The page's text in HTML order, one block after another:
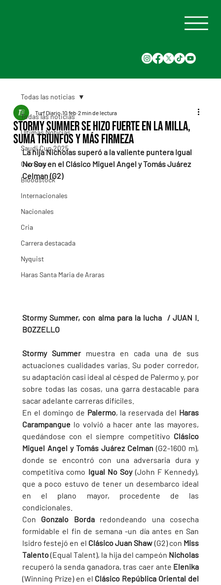
Todas las noticias
Últimas Noticias
Saudi Cup 2025
Carreras
Bloodstock
Internacionales
Nacionales
Cria
Carrera destacada
Nyquist
Haras Santa Maria de Araras
Todas las noticias
Stormy Summer se hizo fuerte en la milla,
suma triunfos y más firmeza
Turf Diario 10 feb 2 min de lectura
La hija Nicholas superó a la valiente puntera Igual
No Soy en el Clásico Miguel Angel y Tomás Juárez
Celman (G2)
Stormy Summer, con alma para la lucha  / JUAN I.
BOZZELLO
Stormy Summer muestra en cada una de sus
actuaciones cualidades varias. Su poder corredor,
su adaptación casi ideal al césped de Palermo y, por
sobre todas las cosas, una garra destacable para
sacar adelante carreras difíciles.
En el domingo de Palermo, la reservada del Haras
Carampangue lo volvió a hacer ante las mayores,
quedándose con el siempre competitivo Clásico
Miguel Angel y Tomás Juárez Celman (G2-1600 m),
donde se encontró con una adversaria dura y
competitiva como Igual No Soy (John F Kennedy),
que a poco estuvo de tener un desembarco ideal
en el plano mayor, procedente de las
condicionales.
Con Gonzalo Borda redondeando una cosecha
formidable el fin de semana -un día antes en San
Isidro festejó en el Clásico Juan Shaw (G2) con Miss
Talento (Equal Talent), la hija del campeón
recuperó la senda ganadora, tras caer ante
(Winning Prize) en el Clásico República Oriental del